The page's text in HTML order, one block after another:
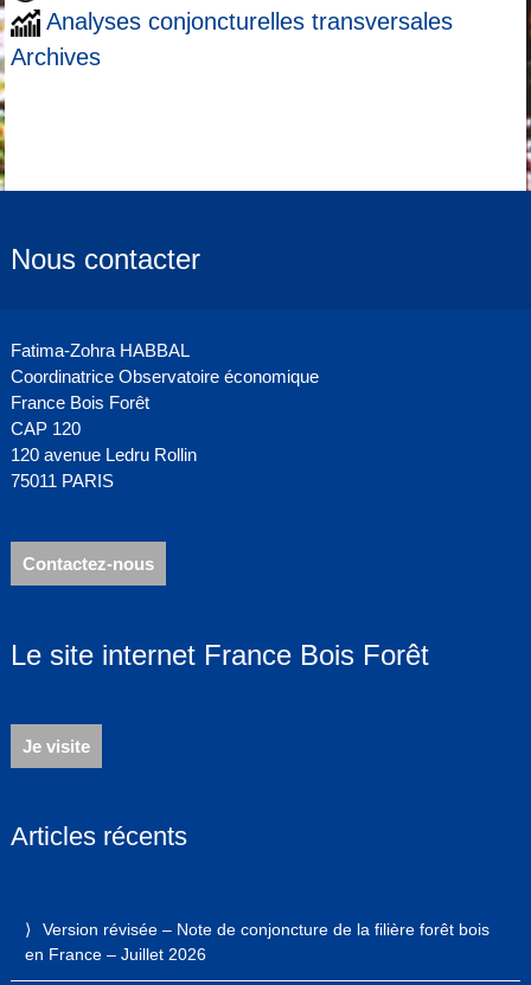
Analyses conjoncturelles transversales
Archives
Nous contacter
Fatima-Zohra HABBAL
Coordinatrice Observatoire économique
France Bois Forêt
CAP 120
120 avenue Ledru Rollin
75011 PARIS
Contactez-nous
Le site internet France Bois Forêt
Je visite
Articles récents
Version révisée – Note de conjoncture de la filière forêt bois
en France – Juillet 2026